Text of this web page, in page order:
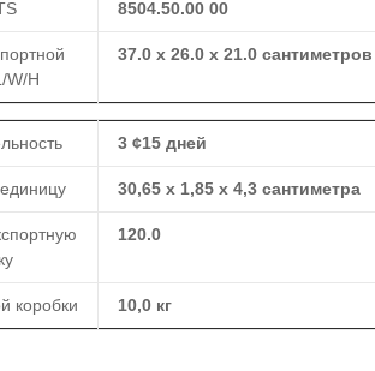
8504.50.00 00
W/H
37.0 x 26.0 x 21.0 сантиметров
3 ¢15 дней
30,65 х 1,85 х 4,3 сантиметра
120.0
коробки 10,0 кг